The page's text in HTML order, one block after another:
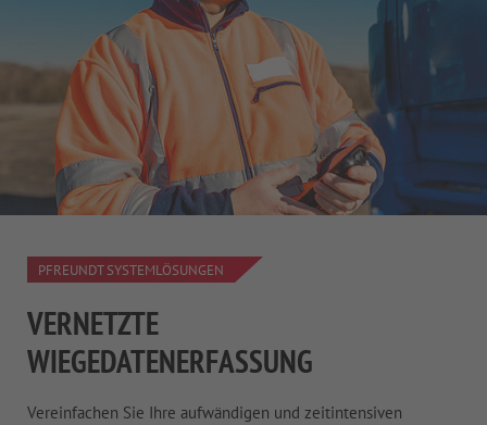
PFREUNDT SYSTEMLÖSUNGEN
VERNETZTE
WIEGEDATENERFASSUNG
Vereinfachen Sie Ihre aufwändigen und zeitintensiven